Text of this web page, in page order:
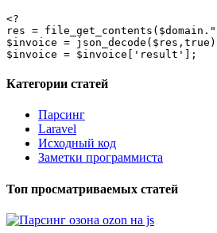
<?
res =
$invoice =
$invoice = $invoice['result'];
Категории статей
Парсинг
Laravel
Исходный код
Заметки программиста
Топ просматриваемых статей